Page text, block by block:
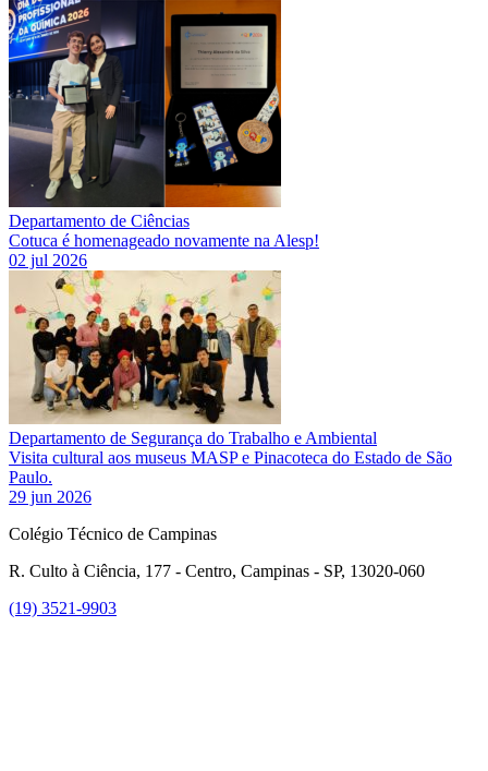
Departamento de Ciências
Cotuca é homenageado novamente na Alesp!
02 jul 2026
Departamento de Segurança do Trabalho e Ambiental
Visita cultural aos museus MASP e Pinacoteca do Estado de São
Paulo.
29 jun 2026
Colégio Técnico de Campinas
R. Culto à Ciência, 177 - Centro, Campinas - SP, 13020-060
(19) 3521-9903